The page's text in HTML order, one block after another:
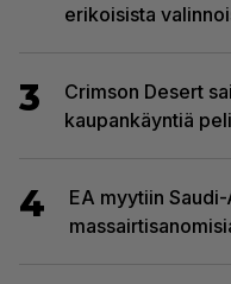
erikoisista
3
Crimson Desert
kaupankäyntiä
4
EA myytiin